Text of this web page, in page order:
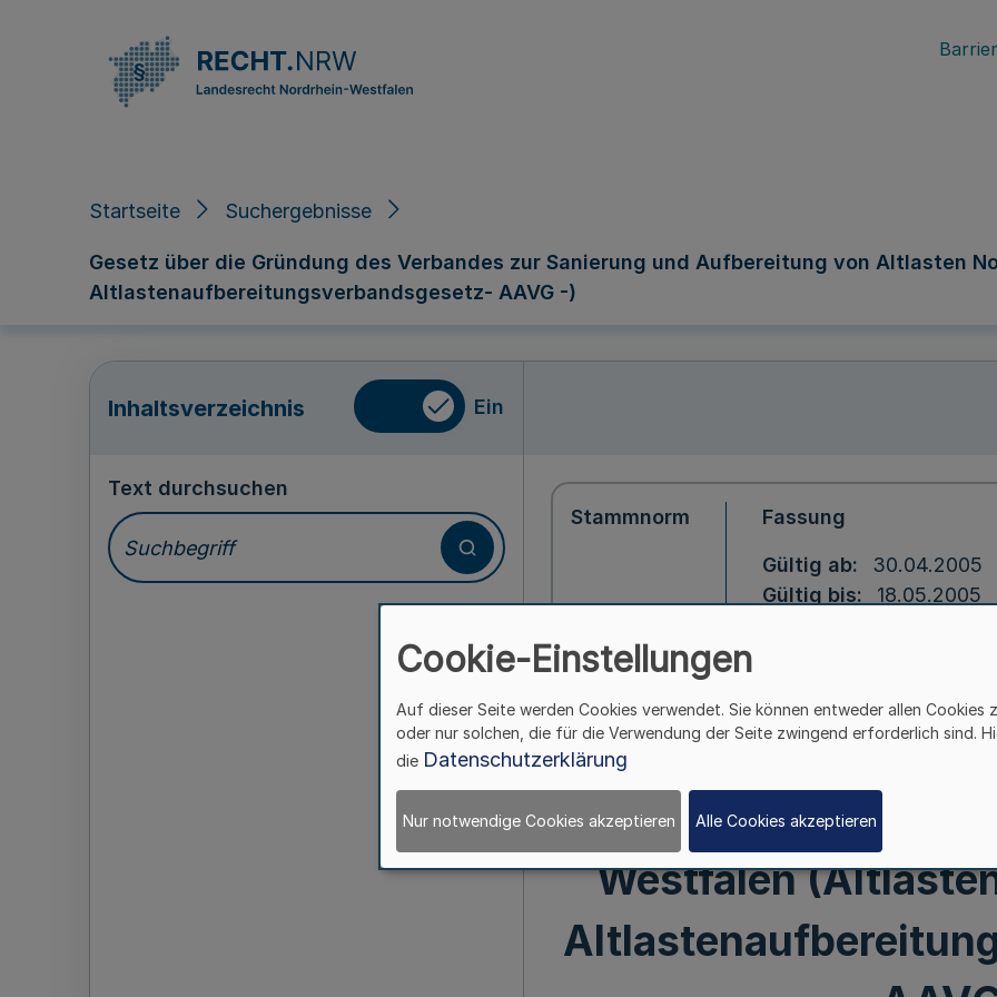
Startseite Suchergebnisse
Gesetz über die Gründung des Verbandes zur Sanierung und Aufbereitung von Altlasten
Altlastenaufbereitungsverbandsgesetz- AAVG -)
Inhaltsverzeichnis Ein
Text durchsuchen
Stammnorm
Fassung
Gültig ab
30.04.2005
Gültig bis
18.05.2005
Gesetz über die
Verbandes zur
Aufbereitung von
Westfalen
Cookie-Einstellungen
Auf dieser Seite werden Cookies verwendet. Sie können entweder allen Cookies
oder nur solchen, die für die Verwendung der Seite zwingend erforderlich sind.
die Datenschutzerklärung
Nur notwendige Cookies akzeptieren Alle Cookies akzeptieren